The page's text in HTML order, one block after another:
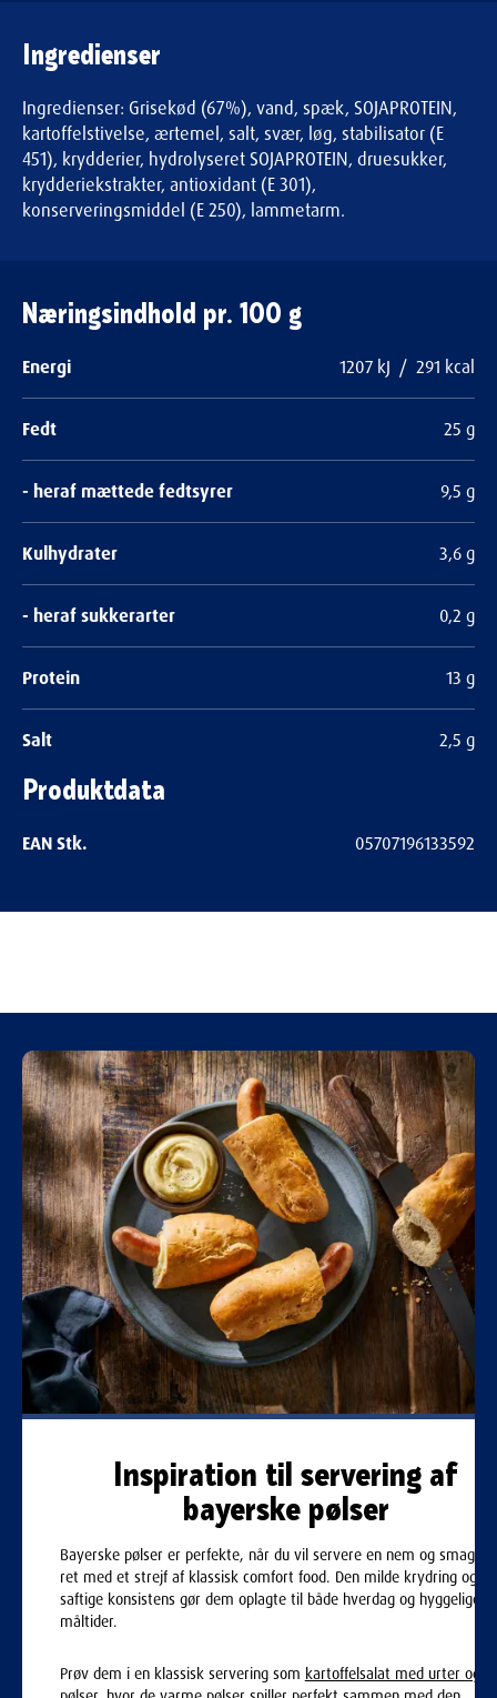
Næringsindhold pr. 100 g
Energi 1207 kJ / 291 kcal
Fedt 25 g
- heraf mættede fedtsyrer 9,5 g
Kulhydrater 3,6 g
- heraf sukkerarter 0,2 g
Protein 13 g
Salt 2,5 g
Produktdata
EAN Stk. 05707196133592
Ingredienser
Ingredienser: Grisekød (67%), vand, spæk, SOJAPROTEIN,
kartoffelstivelse, ærtemel, salt, svær, løg, stabilisator (E
451), krydderier, hydrolyseret SOJAPROTEIN, druesukker,
krydderiekstrakter, antioxidant (E 301),
konserveringsmiddel (E 250), lammetarm.
Inspiration til servering af
bayerske pølser
Bayerske pølser er perfekte, når du vil servere en nem og smagfuld
ret med et strejf af klassisk comfort food. Den milde krydring og
saftige konsistens gør dem oplagte til både hverdag og hyggelige
måltider.
Prøv dem i en klassisk servering som kartoffelsalat med urter og